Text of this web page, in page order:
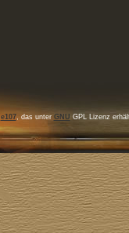
e107, das unter GNU GPL Lizenz